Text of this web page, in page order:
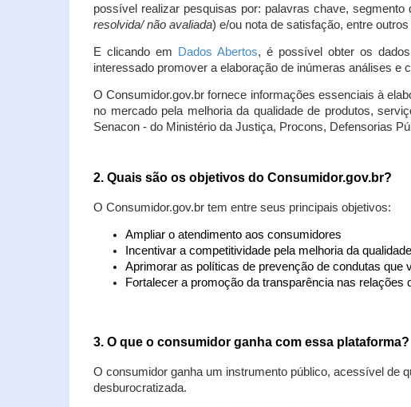
possível realizar pesquisas por: palavras chave,
resolvida/ não avaliada) e/ou nota de satisfação, entre outros
E clicando em Dados Abertos, é possível obter os
interessado promover a elaboração de inúmeras análises
O Consumidor.gov.br fornece informações essenciais à
no mercado pela melhoria da qualidade de produtos,
Senacon - do Ministério da Justiça, Procons, Defensorias
2. Quais são os objetivos do Consumidor.gov.br?
O Consumidor.gov.br tem entre seus principais objetivos:
Ampliar o atendimento aos consumidores
Incentivar a competitividade pela melhoria da
Aprimorar as políticas de prevenção de condutas que
Fortalecer a promoção da transparência nas relações
3. O que o consumidor ganha com essa plataforma?
O consumidor ganha um instrumento público, acessível de
desburocratizada.